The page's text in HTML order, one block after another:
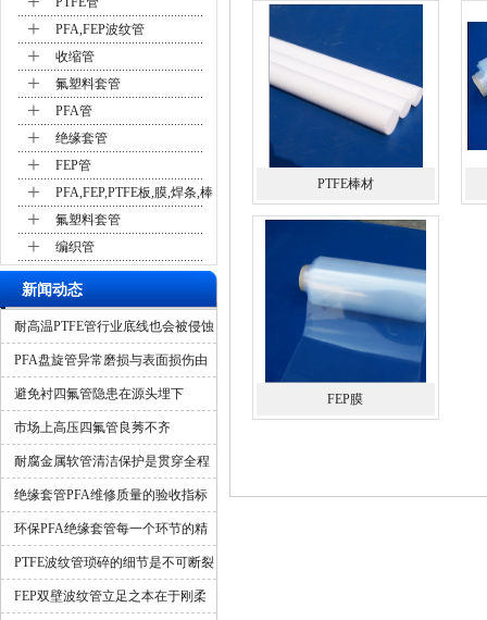
+ PFA,FEP波纹管
+ 收缩管
+ 氟塑料套管
+ PFA管
+ 绝缘套管
+ FEP管
+ PFA,FEP,PTFE板,膜,焊条,棒
+ 氟塑料套管
+ 编织管
新闻动态
耐高温PTFE管行业底线也会被侵蚀
吗？
PFA盘旋管异常磨损与表面损伤由
什么造成？
避免衬四氟管隐患在源头埋下
市场上高压四氟管良莠不齐
耐腐金属软管清洁保护是贯穿全程
的隐形保障
绝缘套管PFA维修质量的验收指标
环保PFA绝缘套管每一个环节的精
细化管控
PTFE波纹管琐碎的细节是不可断裂
的一环
FEP双壁波纹管立足之本在于刚柔
PTFE棒材
FEP膜